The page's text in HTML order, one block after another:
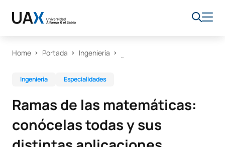
Home Portada Ingeniería
Ingeniería Especialidades
Ramas de las matemáticas:
conócelas todas y sus